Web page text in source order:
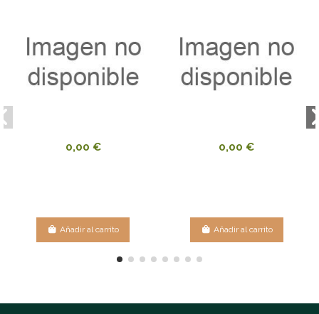
0,00 €
Añadir al carrito
0,00 €
Añadir al carrito